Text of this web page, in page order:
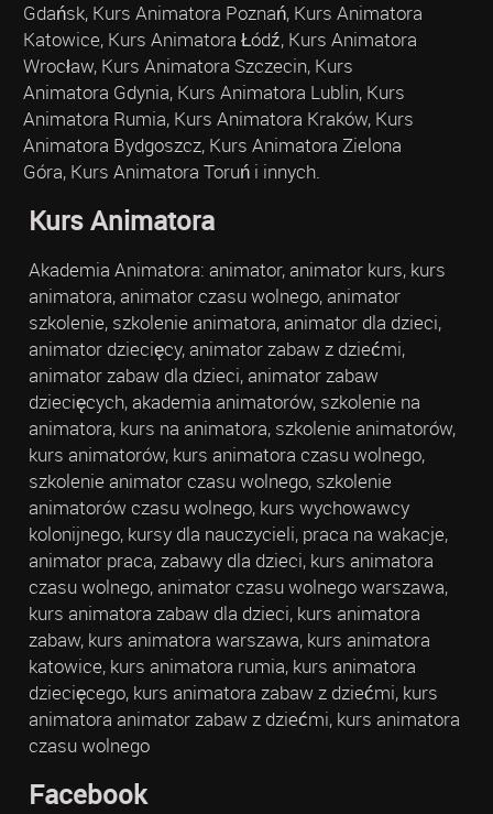
Gdańsk, Kurs Animatora Poznań, Kurs Animatora
Katowice, Kurs Animatora Łódź, Kurs Animatora
Wrocław, Kurs Animatora Szczecin, Kurs
Animatora Gdynia, Kurs Animatora Lublin, Kurs
Animatora Rumia, Kurs Animatora Kraków, Kurs
Animatora Bydgoszcz, Kurs Animatora Zielona
Góra, Kurs Animatora Toruń i innych.
Kurs Animatora
Akademia Animatora: animator, animator kurs, kurs
animatora, animator czasu wolnego, animator
szkolenie, szkolenie animatora, animator dla dzieci,
animator dziecięcy, animator zabaw z dziećmi,
animator zabaw dla dzieci, animator zabaw
dziecięcych, akademia animatorów, szkolenie na
animatora, kurs na animatora, szkolenie animatorów,
kurs animatorów, kurs animatora czasu wolnego,
szkolenie animator czasu wolnego, szkolenie
animatorów czasu wolnego, kurs wychowawcy
kolonijnego, kursy dla nauczycieli, praca na wakacje,
animator praca, zabawy dla dzieci, kurs animatora
czasu wolnego, animator czasu wolnego warszawa,
kurs animatora zabaw dla dzieci, kurs animatora
zabaw, kurs animatora warszawa, kurs animatora
katowice, kurs animatora rumia, kurs animatora
dziecięcego, kurs animatora zabaw z dziećmi, kurs
animatora animator zabaw z dziećmi, kurs animatora
czasu wolnego
Facebook